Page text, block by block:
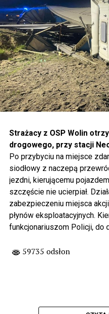
Strażacy z OSP Wolin
drogowego, przy stacji
Po przybyciu na miejsce
siodłowy z naczepą
jezdni, kierującemu
szczęście nie ucierpiał.
zabezpieczeniu miejsca
płynów eksploatacyjnych.
funkcjonariuszom Policji, do
59735 odsłon